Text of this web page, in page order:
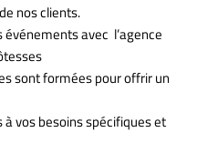
nos clients.
événements avec l’agence
sont formées pour offrir un
vos besoins spécifiques et